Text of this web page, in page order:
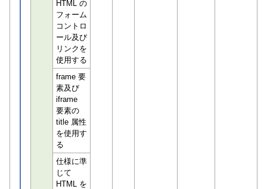
HTML の
フォーム
コントロ
ール及び
リンクを
使用する
frame 要
素及び
iframe
要素の
title 属性
を使用す
る
仕様に準
じて
HTML を